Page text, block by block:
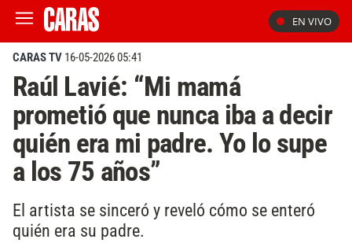
EN VIVO
CARAS TV 16-05-2026 05:41
Raúl Lavié: “Mi mamá
prometió que nunca iba a decir
quién era mi padre. Yo lo supe
a los 75 años”
El artista se sinceró y reveló cómo se enteró
quién era su padre.